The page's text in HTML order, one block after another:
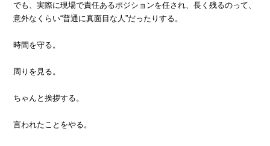
でも、実際に現場で責任あるポジションを任され、長く残るのって、
意外なくらい“普通に真面目な人”だったりする。
時間を守る。
周りを見る。
ちゃんと挨拶する。
言われたことをやる。